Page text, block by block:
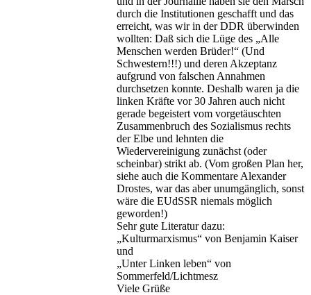
durch die Institutionen geschafft und das
erreicht, was wir in der DDR überwinden
wollten: Daß sich die Lüge des „Alle
Menschen werden Brüder!“ (Und
Schwestern!!!) und deren Akzeptanz
aufgrund von falschen Annahmen
durchsetzen konnte. Deshalb waren ja die
linken Kräfte vor 30 Jahren auch nicht
gerade begeistert vom vorgetäuschten
Zusammenbruch des Sozialismus rechts
der Elbe und lehnten die
Wiedervereinigung zunächst (oder
scheinbar) strikt ab. (Vom großen Plan her,
siehe auch die Kommentare Alexander
Drostes, war das aber unumgänglich, sonst
wäre die EUdSSR niemals möglich
geworden!)
Sehr gute Literatur dazu:
„Kulturmarxismus“ von Benjamin Kaiser
und
„Unter Linken leben“ von
Sommerfeld/Lichtmesz
Viele Grüße